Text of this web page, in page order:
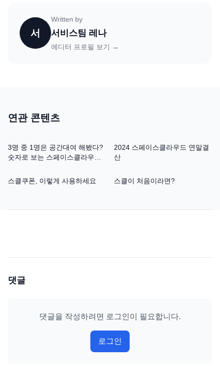
서
Written by
서비스팀 레나
에디터 프로필 보기 →
연관 콘텐츠
3명 중 1명은 공간대여 해봤다?
숫자로 보는 스페이스클라우드
2024 스페이스클라우드 연말결
산
스클쿠폰, 이렇게 사용하세요 스클이 처음이라면?
댓글
댓글을 작성하려면 로그인이 필요합니다.
로그인